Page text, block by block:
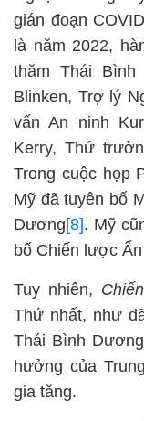
gián đoạn
là năm 2022,
thăm Thái
Blinken, Trợ lý
vấn An ninh
Kerry, Thứ
Trong cuộc họp
Mỹ đã tuyên bố
Dương[8]. Mỹ
bố Chiến lược
Tuy nhiên,
Thứ nhất, như
Thái Bình
hưởng của
gia tăng.